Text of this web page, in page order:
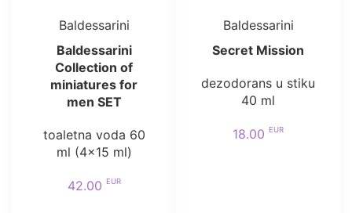
Baldessarini
Baldessarini
Collection of
miniatures for
men SET
toaletna voda 60
ml (4x15 ml)
42.00 EUR
Baldessarini
Secret Mission
dezodorans u stiku
40 ml
18.00 EUR